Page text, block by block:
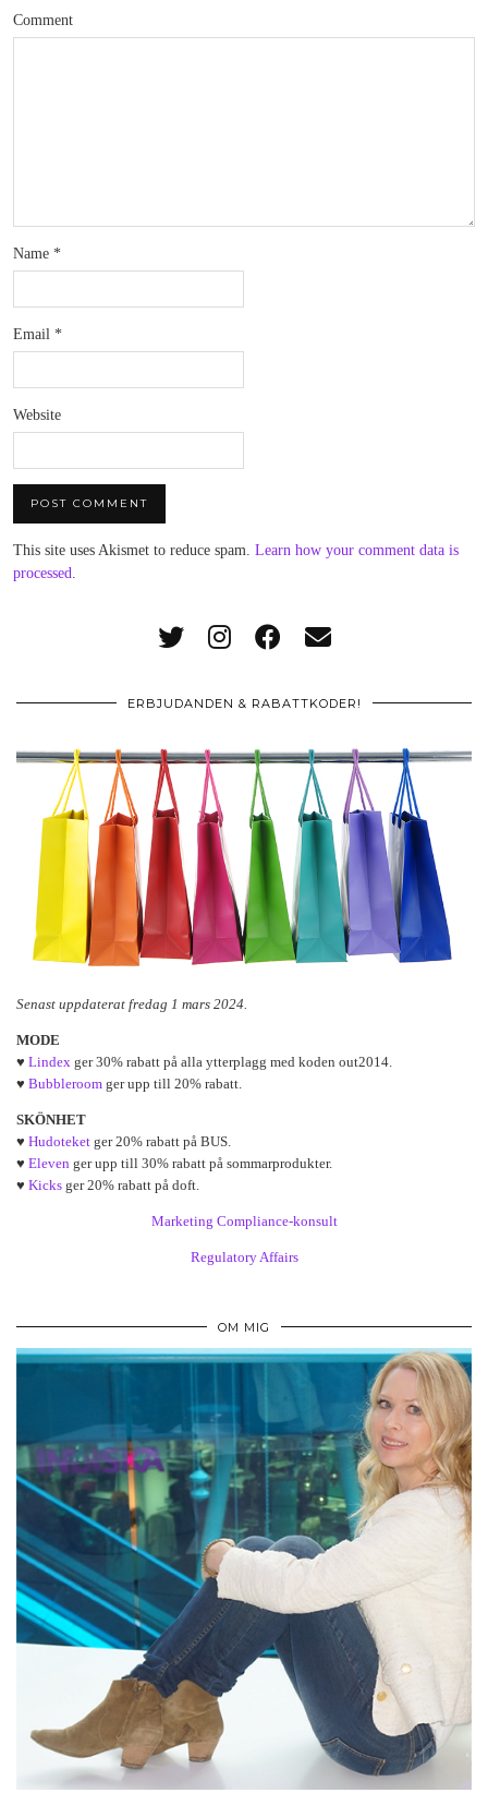
Comment
Name *
Email *
Website
This site uses Akismet to reduce spam. Learn how your comment data is
processed.
ERBJUDANDEN & RABATTKODER!
Senast uppdaterat fredag 1 mars 2024.
MODE
♥ Lindex ger 30% rabatt på alla ytterplagg med koden out2014.
♥ Bubbleroom ger upp till 20% rabatt.
SKÖNHET
♥ Hudoteket ger 20% rabatt på BUS.
♥ Eleven ger upp till 30% rabatt på sommarprodukter.
♥ Kicks ger 20% rabatt på doft.
Marketing Compliance-konsult
Regulatory Affairs
OM MIG